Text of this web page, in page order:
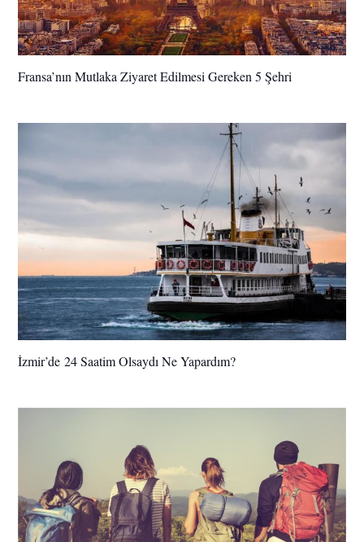
Fransa’nın Mutlaka Ziyaret Edilmesi Gereken 5 Şehri
İzmir’de 24 Saatim Olsaydı Ne Yapardım?